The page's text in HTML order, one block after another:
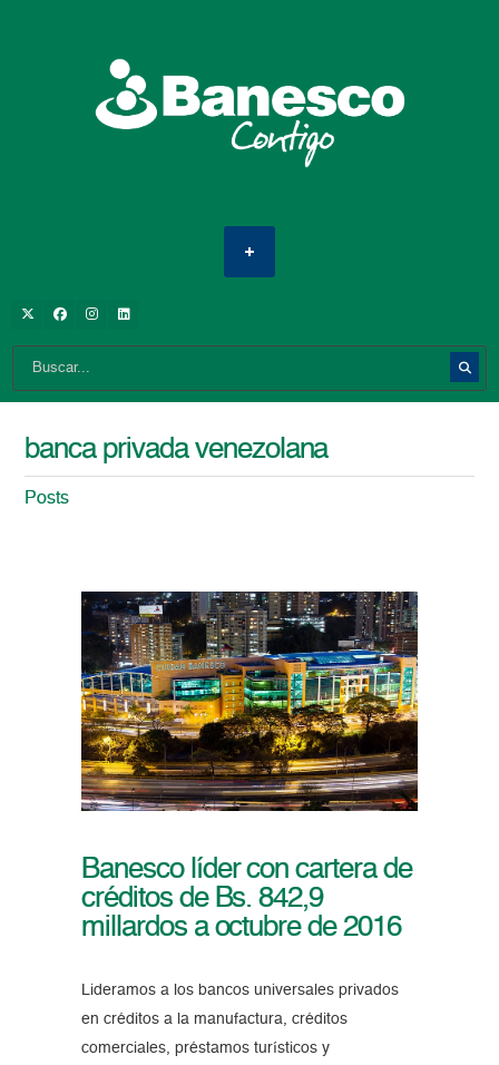
banca privada venezolana
Posts
Banesco líder con cartera de
créditos de Bs. 842,9
millardos a octubre de 2016
Lideramos a los bancos universales privados
en créditos a la manufactura, créditos
comerciales, préstamos turísticos y